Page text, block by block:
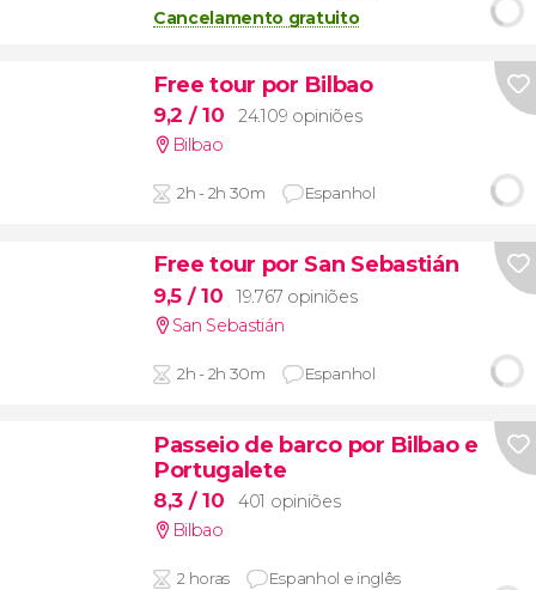
Cancelamento gratuito
Free tour por Bilbao
9,2 / 10
24.109 opiniões
Bilbao
2h - 2h 30m Espanhol
Free tour por San Sebastián
9,5 / 10
19.767 opiniões
San Sebastián
2h - 2h 30m Espanhol
Passeio de barco por Bilbao e
Portugalete
8,3 / 10
401 opiniões
Bilbao
2 horas Espanhol e inglês